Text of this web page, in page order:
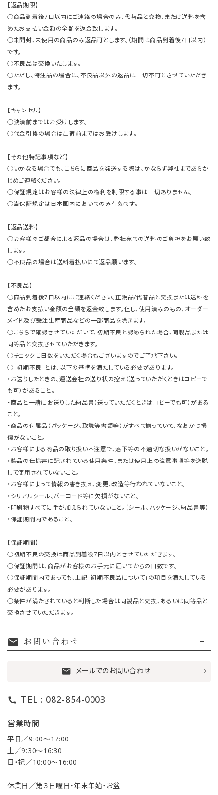
【返品期限】
○商品到着後7日以内にご連絡の場合のみ、代替品と交換、または送料を含
めたお支払い金額の全額を返金致します。
○未開封、未使用の商品のみ返品可とします。（期間は商品到着後7日以内）
です。
○不良品は交換いたします。
○ただし、特注品の場合は、不良品以外の返品は一切不可とさせていただき
ます。
【キャンセル】
○決済前まではお受けします。
○代金引換の場合は出荷前まではお受けします。
【その他特記事項など】
○いかなる場合でも、こちらに商品を発送する際は、かならず弊社まであらか
じめご連絡ください。
○保証規定はお客様の法律上の権利を制限する事は一切ありません。
○当保証規定は日本国内においてのみ有効です。
【返品送料】
○お客様のご都合による返品の場合は、弊社宛ての送料のご負担をお願い致
します。
○不良品の場合は送料着払いにて返品願います。
【不良品】
○商品到着後7日以内にご連絡ください。正規品/代替品と交換または送料を
含めたお支払い金額の全額を返金致します。但し、使用済みのもの、オーダー
メイド及び受注生産商品などの一部商品を除きます。
○こちらで確認させていただいて、初期不良と認められた場合、同製品または
同等品と交換させていただきます。
○チェックに日数をいただく場合もございますのでご了承下さい。
○「初期不良」とは、以下の基準を満たしている必要があります。
・お送りしたときの、運送会社の送り状の控え（送っていただくときはコピーで
も可）があること。
・商品と一緒にお送りした納品書（送っていただくときはコピーでも可）がある
こと。
・商品の付属品（パッケージ、取説等書類等）がすべて揃っていて、なおかつ損
傷がないこと。
・お客様による商品の取り扱い不注意で、落下等の不適切な扱いがないこと。
・製品の仕様書に記されている使用条件、または使用上の注意事項等を逸脱
して使用されていないこと。
・お客様によって情報の書き換え、変更、改造等行われていないこと。
・シリアルシール、バーコード等に欠損がないこと。
・印刷物すべてに手が加えられていないこと。（シール、パッケージ、納品書等）
・保証期間内であること。
【保証期間】
○初期不良の交換は商品到着後7日以内とさせていただきます。
○保証期間は、商品がお客様のお手元に届いてからの日数です。
○保証期間内であっても、上記「初期不良品について」の項目を満たしている
必要があります。
○条件が満たされていると判断した場合は同製品と交換、あるいは同等品と
交換させていただきます。
mail お問い合わせ
mail メールでのお問い合わせ
call TEL : 082-854-0003
営業時間
平日／9:00〜17:00
土／9:30〜16:30
日・祝／10:00〜16:00
休業日／第３日曜日・年末年始・お盆